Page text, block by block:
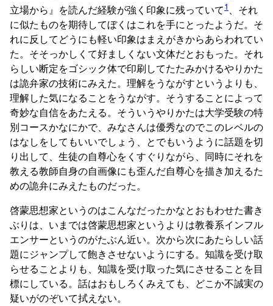
立場から』を読んだ経験が強く印象に残っていて1 、それ
に似たものを期待してぼくはこれを手にとったようだ。そ
れに反してどうにも軽い印象はまえがきからあらわれてい
た。そそっかしくて好ましくない文体だとおもった。それ
らしい断定をゴシック体で印刷してたたみかけるやりかた
は詭弁家の技術にみえた。理解をうながすというよりも、
理解した気になることをうながす。そうすることによって
奇妙な自信をあたえる。そういうやりかたは大学受験の特
別コースかなにかで、みなさんは優秀なのでこのレベルの
はなしをしてもいいでしょう、とでもいうように話題を切
り出して、生徒の自尊心をくすぐりながら、同時にそれを
教える教師自身の自画像にも歪んだ自尊心を描き加えるた
めの詭弁にみえたものだった。
啓蒙思想家というのはこんなだったかなとおもわせた書き
ぶりは、いまでは啓蒙思想家というよりは教養系インフル
エンサーというのがたぶん近い。次から次にあたらしい話
題にジャンプして飽きさせないようにする。知識を受け取
らせることよりも、知識を受け取った気にさせることを目
標にしている。話はおもしろくみえても、どこか不誠実の
疑いがのぞいて拭えない。